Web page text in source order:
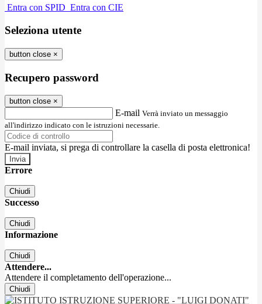
Entra con SPID Entra con CIE
Seleziona utente
button close ×
Recupero password
button close ×
E-mail Verrà inviato un messaggio
all'indirizzo indicato con le istruzioni necessarie.
E-mail inviata, si prega di controllare la casella di posta elettronica!
Errore
Chiudi
Successo
Chiudi
Informazione
Chiudi
Attendere...
Attendere il completamento dell'operazione...
Chiudi